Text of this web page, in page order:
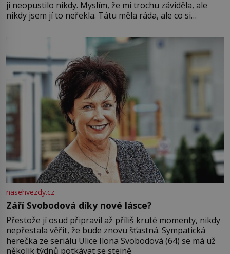
ji neopustilo nikdy. Myslím, že mi trochu záviděla, ale
nikdy jsem jí to neřekla. Tátu měla ráda, ale co si
Jsme spolu moc rádi Tehdy byla jiná doba, když
nasehvezdy.cz
Září Svobodová díky nové lásce?
Přestože jí osud připravil až příliš kruté momenty, nikdy
nepřestala věřit, že bude znovu šťastná. Sympatická
herečka ze seriálu Ulice Ilona Svobodová (64) se má už
několik týdnů potkávat se stejně